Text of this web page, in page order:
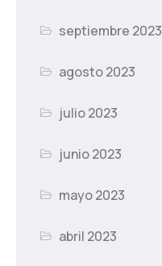
septiembre 2023
agosto 2023
julio 2023
junio 2023
mayo 2023
abril 2023